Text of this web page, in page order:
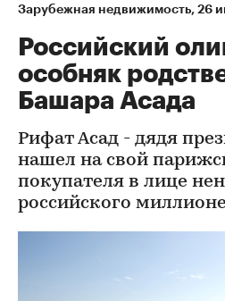
Зарубежная недвижимость⁠, 26
Российский
особняк
Башара Асада
Рифат Асад - дядя
нашел на свой
покупателя в лице
российского